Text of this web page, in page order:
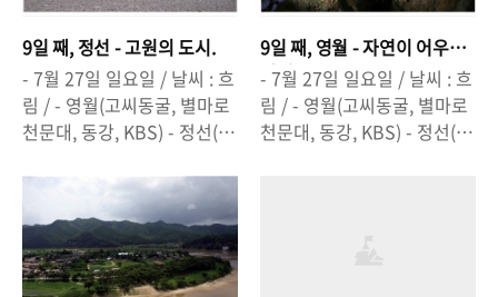
9일 째, 정선 - 고원의 도시.
- 7월 27일 일요일 / 날씨 : 흐
림 / - 영월(고씨동굴, 별마로
천문대, 동강, KBS) - 정선(정
욕장) [ 정선은. 고원.의.도시
다 ] [ 정선 아리랑. . . 아우리
지의 고장 . . . . . . 고원위의
도시. ] -정선에 정선아우라지
를 찾으러 갔어. 정선으로 가
9일 째, 영월 - 자연이 어우
러진 곳.
- 7월 27일 일요일 / 날씨 : 흐
림 / - 영월(고씨동굴, 별마로
천문대, 동강, KBS) - 정선(정